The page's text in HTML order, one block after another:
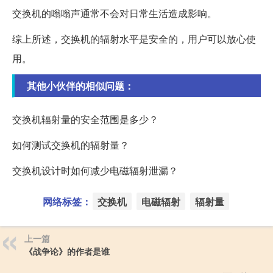
交换机的嗡嗡声通常不会对日常生活造成影响。
综上所述，交换机的辐射水平是安全的，用户可以放心使
用。
其他小伙伴的相似问题：
交换机辐射量的安全范围是多少？
如何测试交换机的辐射量？
交换机设计时如何减少电磁辐射泄漏？
网络标签： 交换机 电磁辐射 辐射量
上一篇
《战争论》的作者是谁